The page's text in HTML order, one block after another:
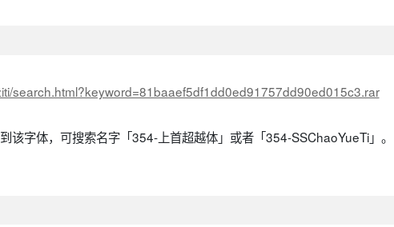
search.html?keyword=81baaef5df1dd0ed91757dd90ed015c3.rar
字体，可搜索名字「354-上首超越体」或者「354-SSChaoYueTi」。